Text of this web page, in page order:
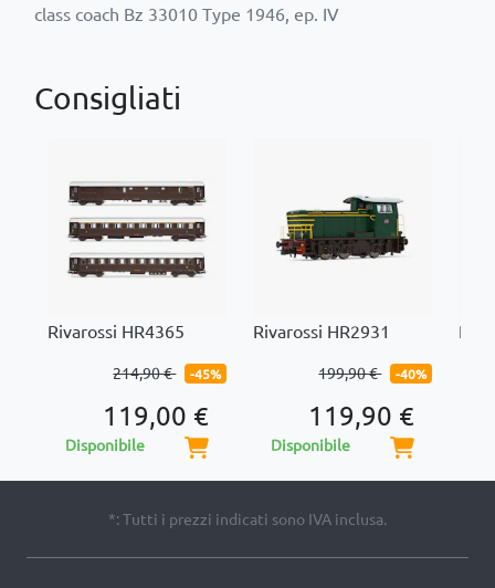
class coach Bz 33010 Type 1946, ep. IV
Consigliati
Rivarossi HR4365
214,90 € -45%
119,00 €
Disponibile
Rivarossi HR2931
199,90 € -40%
119,90 €
Disponibile
*: Tutti i prezzi indicati sono IVA inclusa.